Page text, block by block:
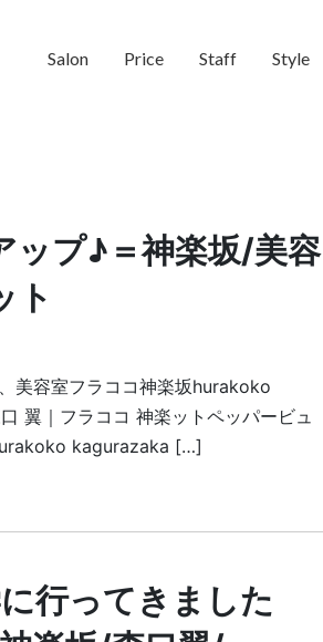
Salon Price Staff Style
ップ♪＝神楽坂/美容
ト
美容室フラココ神楽坂hurakoko
翼｜フラココ 神楽ットペッパービュ
kagurazaka […]
に行ってきました